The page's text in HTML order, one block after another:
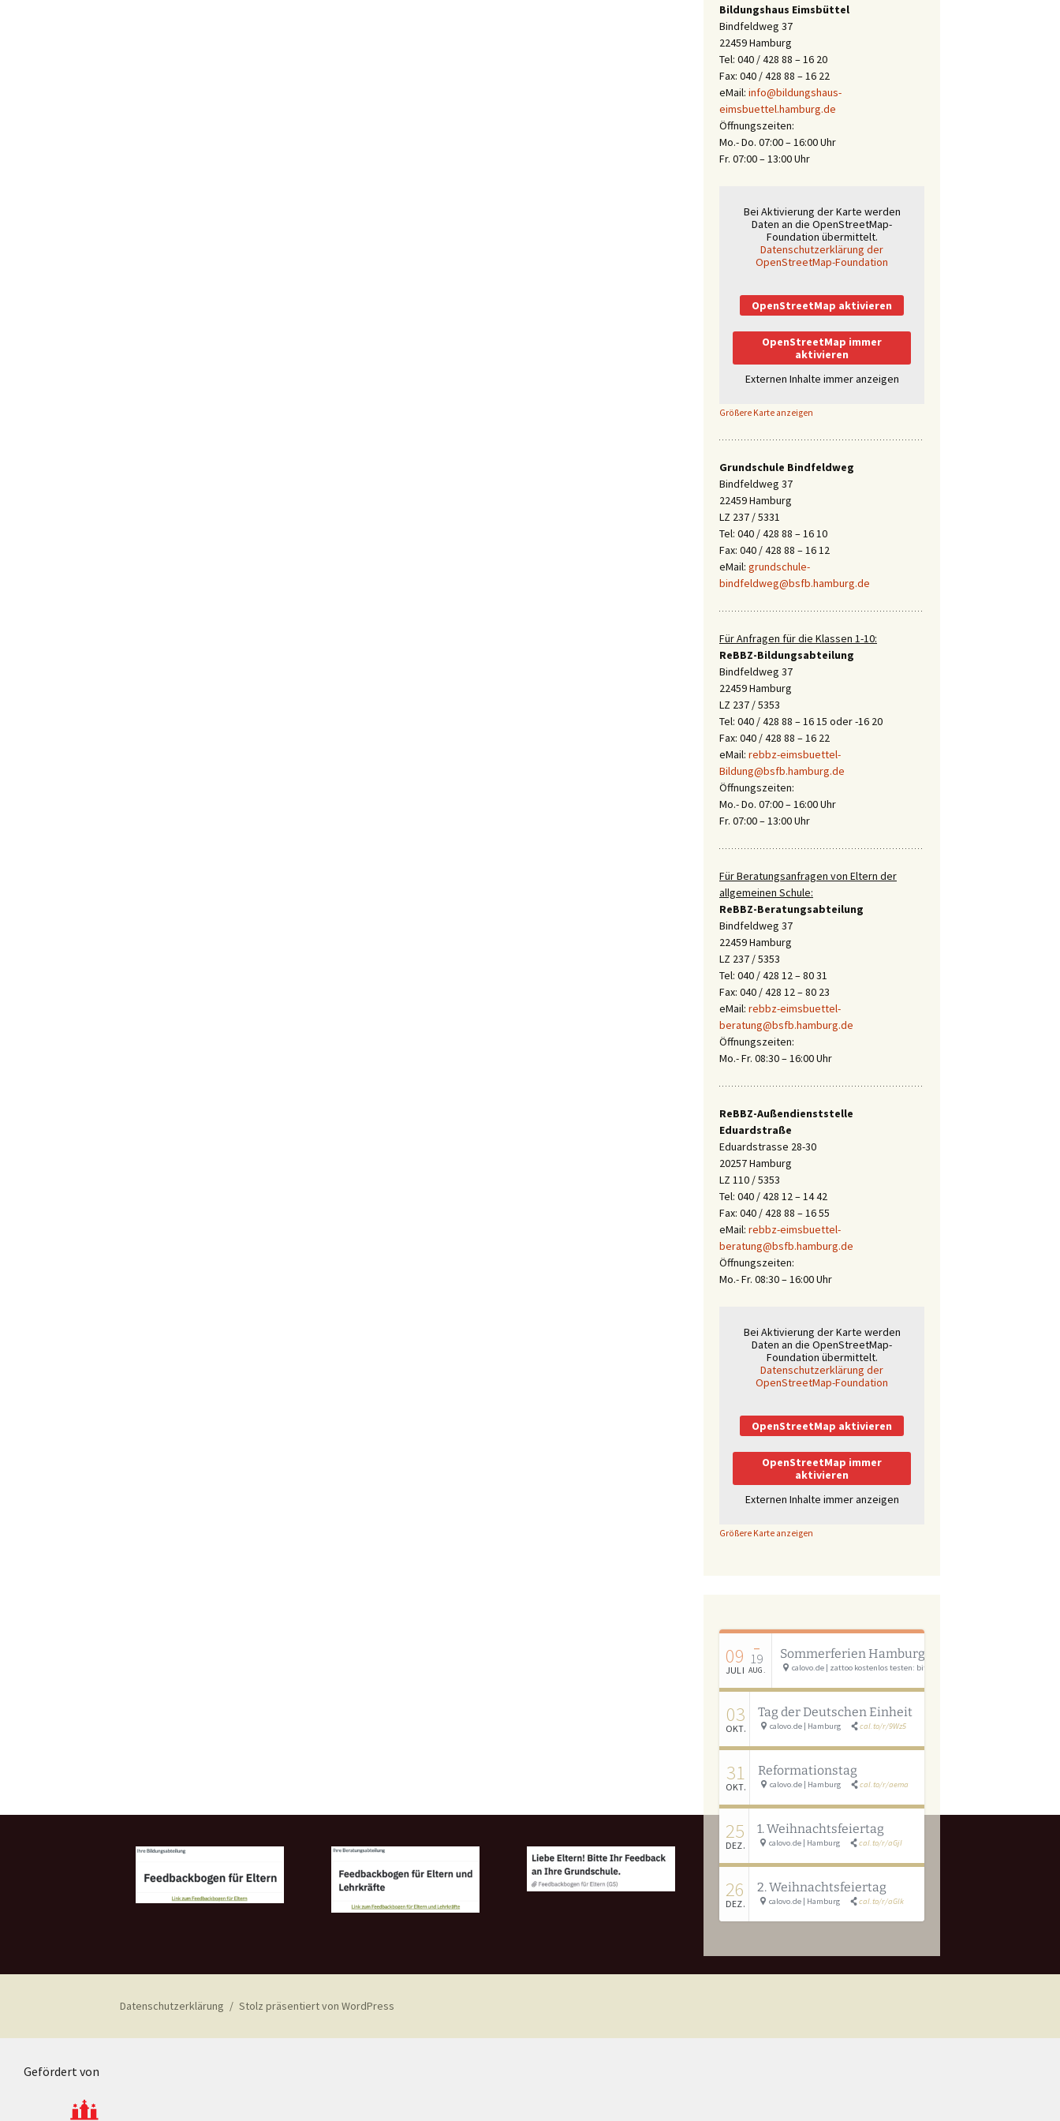
Bildungshaus Eimsbüttel
Bindfeldweg 37
22459 Hamburg
Tel: 040 / 428 88 – 16 20
Fax: 040 / 428 88 – 16 22
eMail: info@bildungshaus-
eimsbuettel.hamburg.de
Öffnungszeiten:
Mo.- Do. 07:00 – 16:00 Uhr
Fr. 07:00 – 13:00 Uhr
Bei Aktivierung der Karte werden
Daten an die OpenStreetMap-
Foundation übermittelt.
Datenschutzerklärung der
OpenStreetMap-Foundation
OpenStreetMap aktivieren
OpenStreetMap immer
aktivieren
Externen Inhalte immer anzeigen
Größere Karte anzeigen
Grundschule Bindfeldweg
Bindfeldweg 37
22459 Hamburg
LZ 237 / 5331
Tel: 040 / 428 88 – 16 10
Fax: 040 / 428 88 – 16 12
eMail: grundschule-
bindfeldweg@bsfb.hamburg.de
Für Anfragen für die Klassen 1-10:
ReBBZ-Bildungsabteilung
Bindfeldweg 37
22459 Hamburg
LZ 237 / 5353
Tel: 040 / 428 88 – 16 15 oder -16 20
Fax: 040 / 428 88 – 16 22
eMail: rebbz-eimsbuettel-
Bildung@bsfb.hamburg.de
Öffnungszeiten:
Mo.- Do. 07:00 – 16:00 Uhr
Fr. 07:00 – 13:00 Uhr
Für Beratungsanfragen von Eltern der
allgemeinen Schule:
ReBBZ-Beratungsabteilung
Bindfeldweg 37
22459 Hamburg
LZ 237 / 5353
Tel: 040 / 428 12 – 80 31
Fax: 040 / 428 12 – 80 23
eMail: rebbz-eimsbuettel-
beratung@bsfb.hamburg.de
Öffnungszeiten:
Mo.- Fr. 08:30 – 16:00 Uhr
ReBBZ-Außendienststelle
Eduardstraße
Eduardstrasse 28-30
20257 Hamburg
LZ 110 / 5353
Tel: 040 / 428 12 – 14 42
Fax: 040 / 428 88 – 16 55
eMail: rebbz-eimsbuettel-
beratung@bsfb.hamburg.de
Öffnungszeiten:
Mo.- Fr. 08:30 – 16:00 Uhr
Bei Aktivierung der Karte werden
Daten an die OpenStreetMap-
Foundation übermittelt.
Datenschutzerklärung der
OpenStreetMap-Foundation
OpenStreetMap aktivieren
OpenStreetMap immer
aktivieren
Externen Inhalte immer anzeigen
Größere Karte anzeigen
09
JULI
–
19
AUG.
Sommerferien Hamburg
calovo.de | zattoo kostenlos testen: bit.ly/calovo_zattoo
03
OKT.
Tag der Deutschen Einheit
calovo.de | Hamburg cal.to/r/9Wz5
31
OKT.
Reformationstag
calovo.de | Hamburg cal.to/r/aema
25
DEZ.
1. Weihnachtsfeiertag
calovo.de | Hamburg cal.to/r/aGjI
26
DEZ.
2. Weihnachtsfeiertag
calovo.de | Hamburg cal.to/r/aGlk
Datenschutzerklärung Stolz präsentiert von WordPress
Gefördert von